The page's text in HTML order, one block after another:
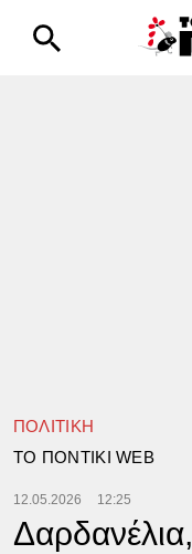
ΠΟΛΙΤΙΚΗ
TΟ ΠΟΝΤΙΚΙ WEB
12.05.2026 12:25